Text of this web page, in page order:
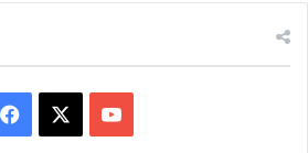
Facebook You